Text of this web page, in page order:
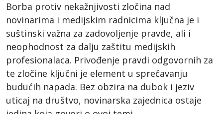
Borba protiv nekažnjivosti zločina nad
novinarima i medijskim radnicima ključna je i
suštinski važna za zadovoljenje pravde, ali i
neophodnost za dalju zaštitu medijskih
profesionalaca. Privođenje pravdi odgovornih za
te zločine ključni je element u sprečavanju
budućih napada. Bez obzira na dubok i jeziv
uticaj na društvo, novinarska zajednica ostaje